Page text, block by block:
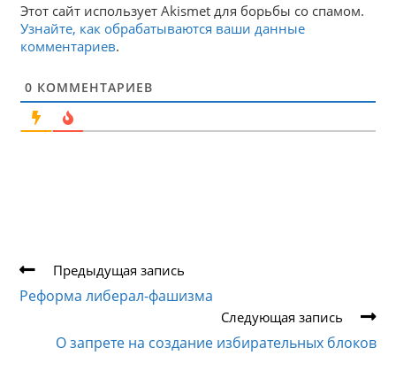
Этот сайт использует Akismet для борьбы со спамом.
Узнайте, как обрабатываются ваши данные
комментариев.
0 КОММЕНТАРИЕВ
Еще
статьи
Предыдущая запись
Реформа либерал-фашизма
Следующая запись
О запрете на создание избирательных блоков